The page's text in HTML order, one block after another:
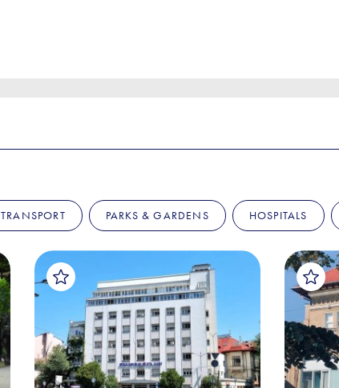
TRANSPORT PARKS & GARDENS HOSPITALS